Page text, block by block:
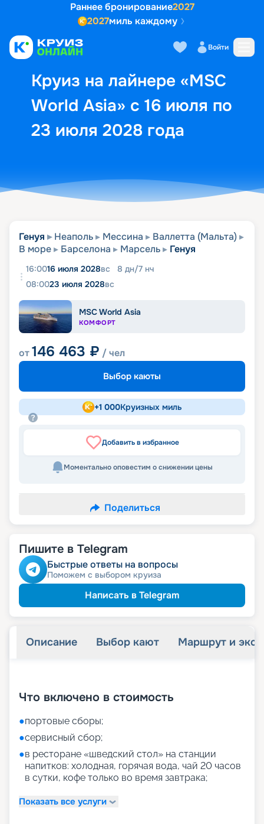
Раннее бронирование2027
2027миль каждому
Войти
Круиз на лайнере «MSC
World Asia» с 16 июля по
23 июля 2028 года
Выбор кают Маршрут и
Генуя Неаполь Мессина
Валлетта (Мальта)
В море
Барселона Марсель Генуя
16:0016 июля 2028вс 8 дн/7 нч
08:0023 июля 2028вс
MSC World Asia
КОМФОРТ
от146 463 ₽ / чел
Выбор каюты
+1 000Круизных миль
Добавить в избранное
Моментально оповестим о снижении цены
Поделиться
Пишите в Telegram
Быстрые ответы на вопросы
Поможем с выбором круиза
Написать в Telegram
Описание Выбор кают Маршрут и
Что включено в стоимость
●портовые сборы;
●сервисный сбор;
●в ресторане «шведский стол» на станции
напитков: холодная, горячая вода, чай 20 часов
в сутки, кофе только во время завтрака;
Показать все услуги